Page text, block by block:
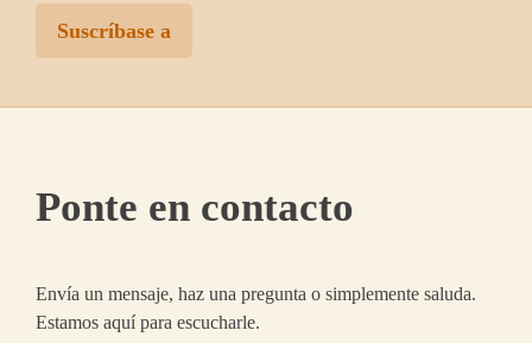
Suscríbase a
Ponte en contacto
Envía un mensaje, haz una pregunta o simplemente saluda.
Estamos aquí para escucharle.